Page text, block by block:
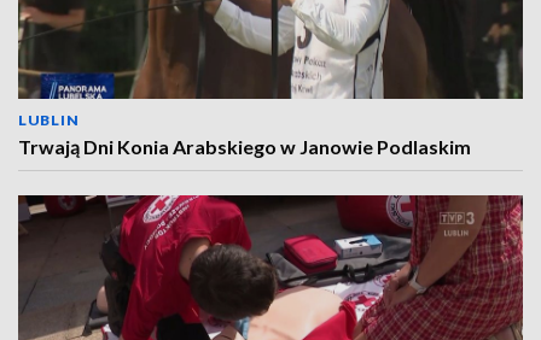
LUBLIN
Trwają Dni Konia Arabskiego w Janowie Podlaskim